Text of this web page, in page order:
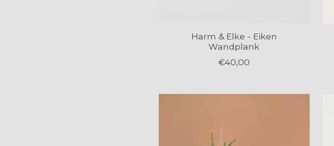
Harm & Elke - Eiken
Wandplank
€40,00